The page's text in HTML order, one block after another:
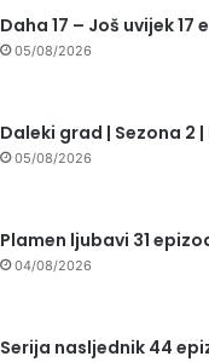
Daha 17 – Još uvijek 17
05/08/2026
Daleki grad | Sezona 2
05/08/2026
Plamen ljubavi 31
04/08/2026
Serija nasljednik 44